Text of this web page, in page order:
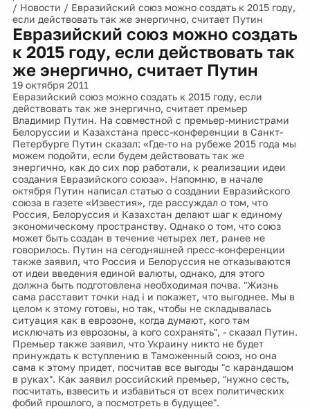
/ Новости / Евразийский союз можно создать к 2015 году,
если действовать так же энергично, считает Путин
Евразийский союз можно создать
к 2015 году, если действовать так
же энергично, считает Путин
19 октября 2011
Евразийский союз можно создать к 2015 году, если
действовать так же энергично, считает премьер
Владимир Путин. На совместной с премьер-министрами
Белоруссии и Казахстана пресс-конференции в Санкт-
Петербурге Путин сказал: «Где-то на рубеже 2015 года мы
можем подойти, если будем действовать так же
энергично, как до сих пор работали, к реализации идеи
создания Евразийского союза». Напомню, в начале
октября Путин написал статью о создании Евразийского
союза в газете «Известия», где рассуждал о том, что
Россия, Белоруссия и Казахстан делают шаг к единому
экономическому пространству. Однако о том, что союз
может быть создан в течение четырех лет, ранее не
говорилось. Путин на сегодняшней пресс-конференции
также заявил, что Россия и Белоруссия не отказываются
от идеи введения единой валюты, однако, для этого
должна быть подготовлена необходимая почва. "Жизнь
сама расставит точки над i и покажет, что выгоднее. Мы в
целом к этому готовы, но так, чтобы не складывалась
ситуация как в еврозоне, когда думают, кого там
исключать из еврозоны, а кого сохранять", - сказал Путин.
Премьер также заявил, что Украину никто не будет
принуждать к вступлению в Таможенный союз, но она
сама к этому придет, посчитав все выгоды "с карандашом
в руках". Как заявил российский премьер, "нужно сесть,
посчитать, взвесить и избавиться от всех политических
фобий прошлого, а посмотреть в будущее".